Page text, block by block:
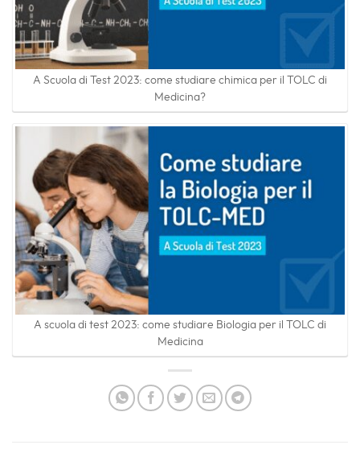
A Scuola di Test 2023: come studiare chimica per il TOLC di
Medicina?
A scuola di test 2023: come studiare Biologia per il TOLC di
Medicina